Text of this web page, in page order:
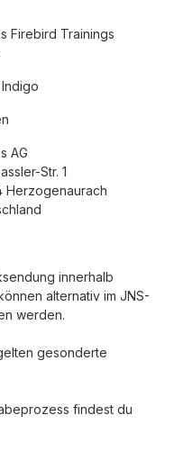
Firebird Trainings
AG
Str. 1
Herzogenaurach
innerhalb
alternativ im JNS-
werden.
gesonderte
findest du